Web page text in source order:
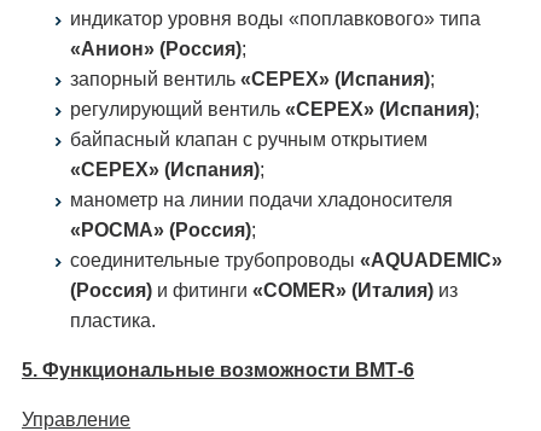
индикатор уровня воды «поплавкового» типа
«Анион» (Россия);
запорный вентиль «CEPEX» (Испания);
регулирующий вентиль «CEPEX» (Испания);
байпасный клапан с ручным открытием
«CEPEX» (Испания);
манометр на линии подачи хладоносителя
«РОСМА» (Россия);
соединительные трубопроводы «AQUADEMIC»
(Россия) и фитинги «COMER» (Италия) из
пластика.
5. Функциональные возможности ВМТ-6
Управление